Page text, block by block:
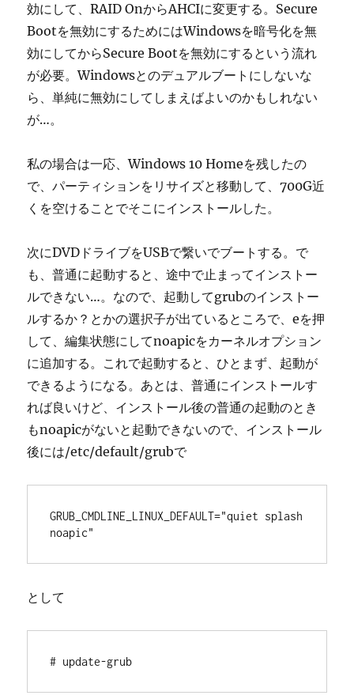
効にして、RAID OnからAHCIに変更する。Secure
Bootを無効にするためにはWindowsを暗号化を無
効にしてからSecure Bootを無効にするという流れ
が必要。Windowsとのデュアルブートにしないな
ら、単純に無効にしてしまえばよいのかもしれない
が…。
私の場合は一応、Windows 10 Homeを残したの
で、パーティションをリサイズと移動して、700G近
くを空けることでそこにインストールした。
次にDVDドライブをUSBで繋いでブートする。で
も、普通に起動すると、途中で止まってインストー
ルできない…。なので、起動してgrubのインストー
ルするか？とかの選択子が出ているところで、eを押
して、編集状態にしてnoapicをカーネルオプション
に追加する。これで起動すると、ひとまず、起動が
できるようになる。あとは、普通にインストールす
れば良いけど、インストール後の普通の起動のとき
もnoapicがないと起動できないので、インストール
後には/etc/default/grubで
GRUB_CMDLINE_LINUX_DEFAULT="quiet splash
noapic"
として
# update-grub